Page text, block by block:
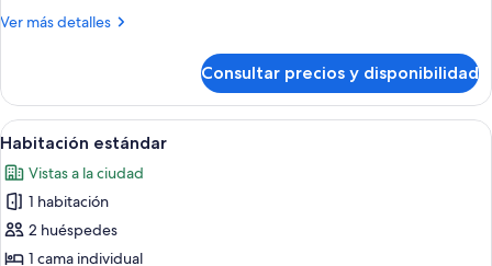
de
Ver más detalles
Más
estándar,
camas
matrimonio
Consultar precios y disponibilidad
Abrir
todas
las
fotos
de
Habitación
Habitación de hotel con escritorio
17
Habitación estándar
Vistas a la ciudad
1 habitación
2 huéspedes
1 cama individual